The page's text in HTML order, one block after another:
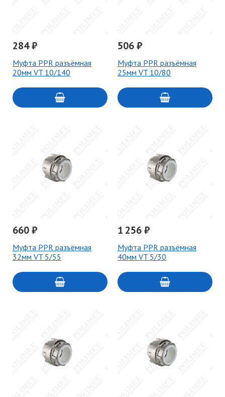
284 ₽
Муфта PPR разъёмная
20мм VT 10/140
506 ₽
Муфта PPR разъёмная
25мм VT 10/80
660 ₽
Муфта PPR разъёмная
32мм VT 5/55
1 256 ₽
Муфта PPR разъёмная
40мм VT 5/30